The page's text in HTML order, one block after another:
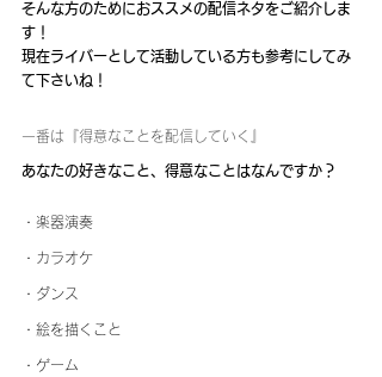
そんな方のためにおススメの配信ネタをご紹介しま
す！
現在ライバーとして活動している方も参考にしてみ
て下さいね！
一番は『得意なことを配信していく』
あなたの好きなこと、得意なことはなんですか？
・楽器演奏
・カラオケ
・ダンス
・絵を描くこと
・ゲーム